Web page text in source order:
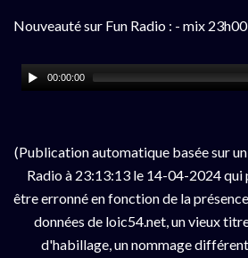
Nouveauté sur Fun Radio : - mix
00:00:00
(Publication automatique basée sur
Radio à 23:13:13 le 14-04-2024
être erronné en fonction de la
données de loic54.net, un vieux
d'habillage, un nommage